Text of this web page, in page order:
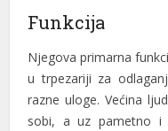
panel
Avukat
Escort
Funkcija
Njegova primarna
u trpezariji za
razne uloge. Većina
sobi, a uz pametno i